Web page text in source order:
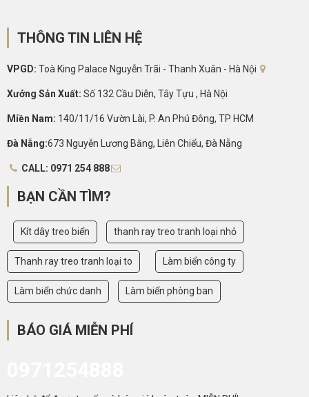
THÔNG TIN LIÊN HỆ
VPGD: Toà King Palace Nguyễn Trãi - Thanh Xuân - Hà Nội
Xưởng Sản Xuất: Số 132 Cầu Diễn, Tây Tựu , Hà Nội
Miền Nam: 140/11/16 Vườn Lài, P. An Phú Đông, TP HCM
Đà Nẵng:673 Nguyễn Lương Bằng, Liên Chiểu, Đà Nẵng
CALL: 0971 254 888
BẠN CẦN TÌM?
Kít dây treo biển thanh ray treo tranh loại nhỏ
Thanh ray treo tranh loại to Làm biển công ty
Làm biển chức danh Làm biển phòng ban
BÁO GIÁ MIỄN PHÍ